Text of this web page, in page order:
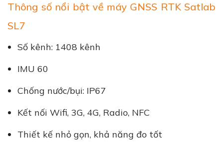
Thông số nổi bật về máy GNSS RTK Satlab
SL7
Số kênh: 1408 kênh
IMU 60
Chống nước/bụi: IP67
Kết nối Wifi, 3G, 4G, Radio, NFC
Thiết kế nhỏ gọn, khả năng đo tốt